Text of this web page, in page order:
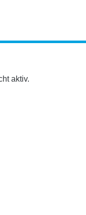
aktiv.